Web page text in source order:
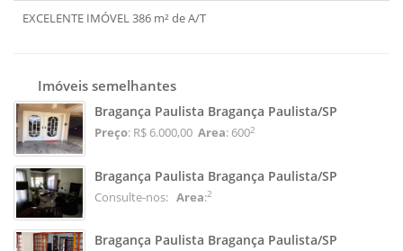
EXCELENTE IMÓVEL 386 m² de A/T
Imóveis semelhantes
Bragança Paulista Bragança Paulista/SP
Preço: R$ 6.000,00 Area: 6002
Bragança Paulista Bragança Paulista/SP
Consulte-nos: Area:2
Bragança Paulista Bragança Paulista/SP